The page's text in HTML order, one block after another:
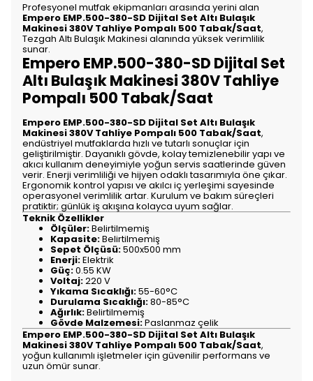
Profesyonel mutfak ekipmanları arasında yerini alan
Empero EMP.500-380-SD Dijital Set Altı Bulaşık
Makinesi 380V Tahliye Pompalı 500 Tabak/Saat,
Tezgah Altı Bulaşık Makinesi alanında yüksek verimlilik
sunar.
Empero EMP.500-380-SD Dijital Set
Altı Bulaşık Makinesi 380V Tahliye
Pompalı 500 Tabak/Saat
Empero EMP.500-380-SD Dijital Set Altı Bulaşık
Makinesi 380V Tahliye Pompalı 500 Tabak/Saat,
endüstriyel mutfaklarda hızlı ve tutarlı sonuçlar için
geliştirilmiştir. Dayanıklı gövde, kolay temizlenebilir yapı ve
akıcı kullanım deneyimiyle yoğun servis saatlerinde güven
verir. Enerji verimliliği ve hijyen odaklı tasarımıyla öne çıkar.
Ergonomik kontrol yapısı ve akılcı iç yerleşimi sayesinde
operasyonel verimlilik artar. Kurulum ve bakım süreçleri
pratiktir; günlük iş akışına kolayca uyum sağlar.
Teknik Özellikler
Ölçüler:Belirtilmemiş
Kapasite:Belirtilmemiş
Sepet Ölçüsü:500x500 mm
Enerji:Elektrik
Güç:0.55 KW
Voltaj:220 V
Yıkama Sıcaklığı:55-60°C
Durulama Sıcaklığı:80-85°C
Ağırlık:Belirtilmemiş
Gövde Malzemesi:Paslanmaz çelik
Empero EMP.500-380-SD Dijital Set Altı Bulaşık
Makinesi 380V Tahliye Pompalı 500 Tabak/Saat,
yoğun kullanımlı işletmeler için güvenilir performans ve
uzun ömür sunar.